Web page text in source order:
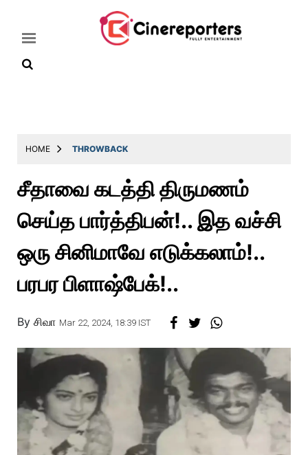
Latest
Throwback
Television
Photos
Story
HOME THROWBACK
சீதாவை கடத்தி திருமணம்
செய்த பார்த்திபன்!.. இத வச்சி
ஒரு சினிமாவே எடுக்கலாம்!..
பரபர பிளாஷ்பேக்!..
By சிவா Mar 22, 2024, 18:39 IST